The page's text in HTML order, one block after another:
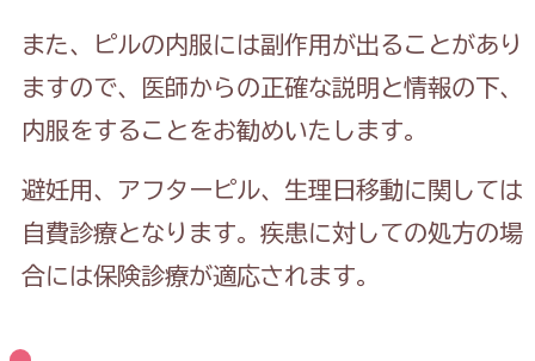
また、ピルの内服には副作用が出ることがあり
ますので、医師からの正確な説明と情報の下、
内服をすることをお勧めいたします。
避妊用、アフターピル、生理日移動に関しては
自費診療となります。疾患に対しての処方の場
合には保険診療が適応されます。